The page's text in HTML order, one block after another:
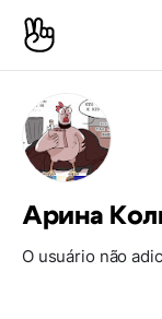
Арина
O usuário não